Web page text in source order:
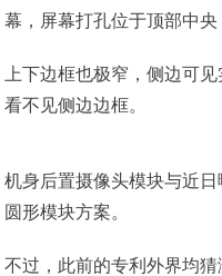
幕，屏幕打孔位于顶部中央
上下边框也极窄，侧边可
看不见侧边边框。
机身后置摄像头模块与近
圆形模块方案。
不过，此前的专利外界均